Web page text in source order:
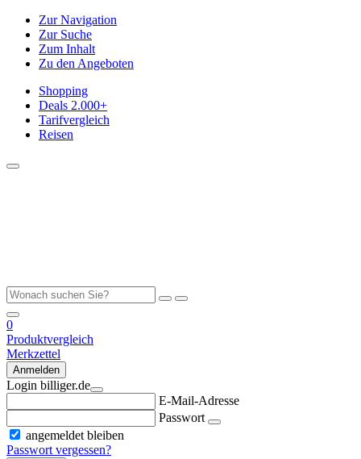
Zur Navigation
Zur Suche
Zum Inhalt
Zu den Angeboten
Shopping
Deals 2.000+
Tarifvergleich
Reisen
0
Produktvergleich
Merkzettel
Anmelden
Login billiger.de
E-Mail-Adresse
Passwort
angemeldet bleiben
Passwort vergessen?